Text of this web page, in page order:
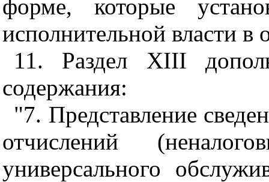
форме, которые
исполнительной власти в
11. Раздел XIII
содержания:
"7. Представление
отчислений
универсального